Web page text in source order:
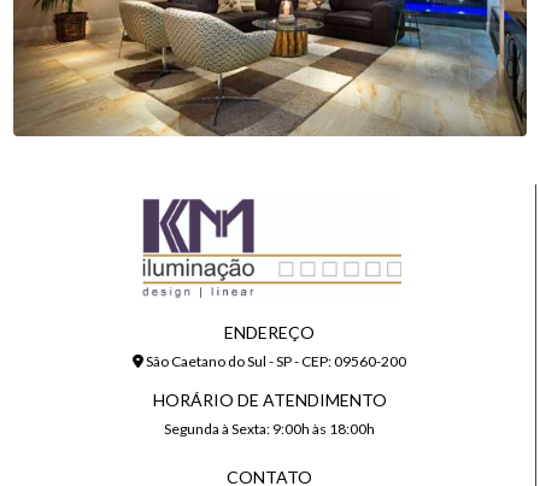
ENDEREÇO
São Caetano do Sul - SP - CEP: 09560-200
HORÁRIO DE ATENDIMENTO
Segunda à Sexta: 9:00h às 18:00h
CONTATO